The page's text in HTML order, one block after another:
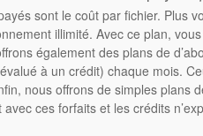
sont le coût par fichier.
illimité. Avec ce plan,
également des plans de
à un crédit) chaque mois.
nous offrons de simples
ces forfaits et les crédits